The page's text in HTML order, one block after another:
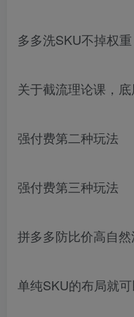
多多洗SKU不掉权重
关于截流理论课，
强付费第二种玩法
强付费第三种玩法
拼多多防比价高自
单纯SKU的布局就